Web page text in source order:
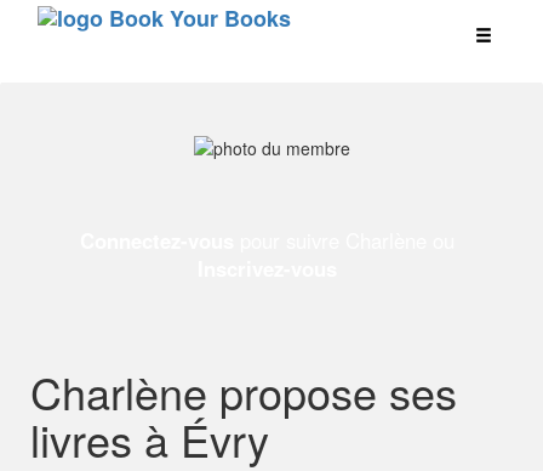
Charlène propose ses
livres à Évry